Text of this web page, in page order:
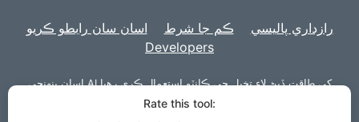
رازداري پاليسي ڪم جا شرط
اسان سان رابطو ڪريو
Developers
اسان پنهنجي AI کي طاقت ڏيڻ لاءِتخيلجي ڪانٽو استعمال ڪري رهيا
آهيون،Rate this tool: